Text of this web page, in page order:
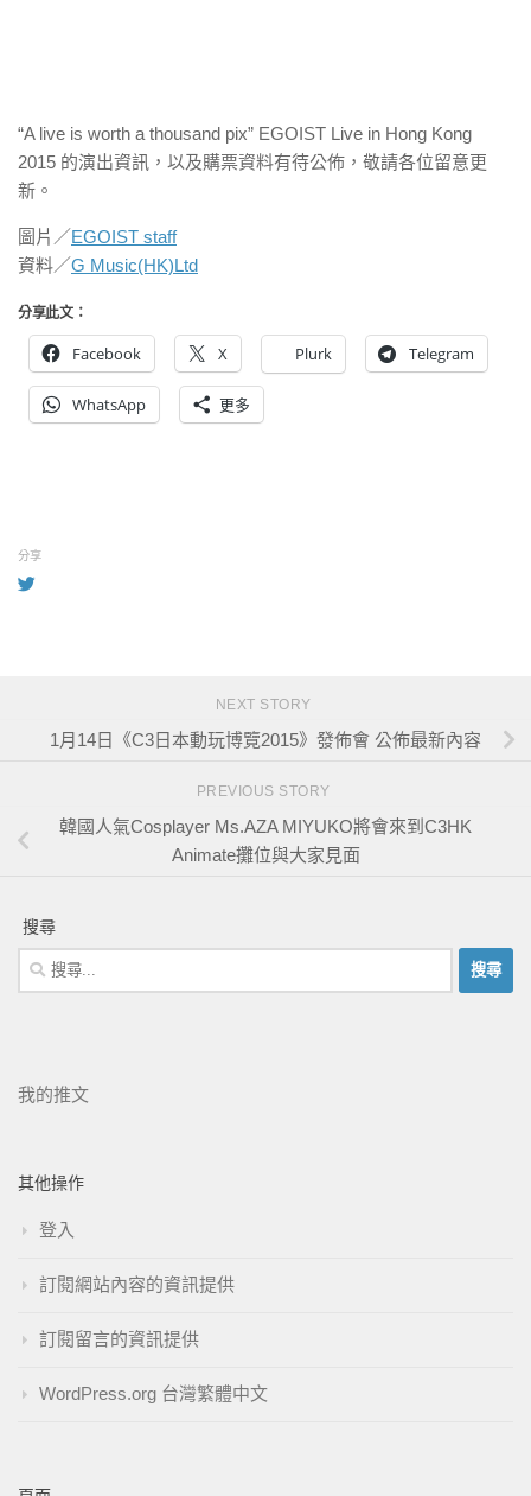
“A live is worth a thousand pix” EGOIST Live in Hong Kong
2015 的演出資訊，以及購票資料有待公佈，敬請各位留意更
新。
圖片／EGOIST staff
資料／G Music(HK)Ltd
分享此文：
Facebook X Plurk Telegram
WhatsApp 更多
分享
NEXT STORY
1月14日《C3日本動玩博覽2015》發佈會 公佈最新內容
PREVIOUS STORY
韓國人氣Cosplayer Ms.AZA MIYUKO將會來到C3HK
Animate攤位與大家見面
搜尋
我的推文
其他操作
登入
訂閱網站內容的資訊提供
訂閱留言的資訊提供
WordPress.org 台灣繁體中文